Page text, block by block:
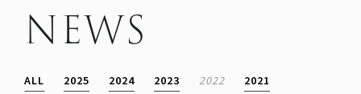
NEWS
ALL 2025 2024 2023 2022 2021